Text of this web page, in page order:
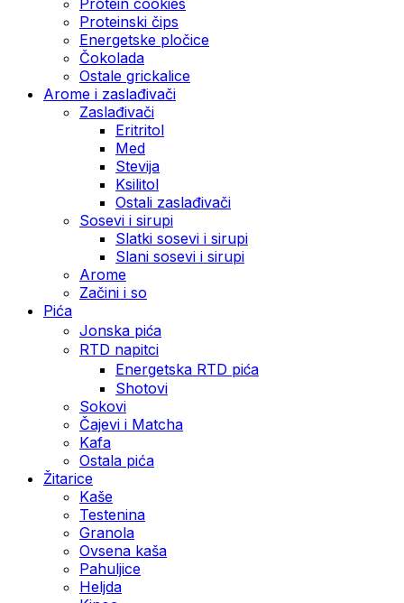
Proteinski čips
Energetske pločice
Čokolada
Ostale grickalice
Arome i zaslađivači
Zaslađivači
Eritritol
Med
Stevija
Ksilitol
Ostali zaslađivači
Sosevi i sirupi
Slatki sosevi i sirupi
Slani sosevi i sirupi
Arome
Začini i so
Pića
Jonska pića
RTD napitci
Energetska RTD pića
Shotovi
Sokovi
Čajevi i Matcha
Kafa
Ostala pića
Žitarice
Kaše
Testenina
Granola
Ovsena kaša
Pahuljice
Heljda